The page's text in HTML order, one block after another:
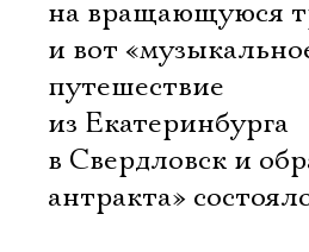
на вращающуюся
и вот
путешествие
из Екатеринбурга
в Свердловск и
антракта»